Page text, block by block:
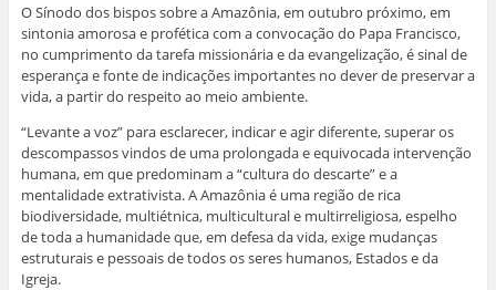
O Sínodo dos bispos sobre a Amazônia, em outubro próximo, em
sintonia amorosa e profética com a convocação do Papa Francisco,
no cumprimento da tarefa missionária e da evangelização, é sinal de
esperança e fonte de indicações importantes no dever de preservar a
vida, a partir do respeito ao meio ambiente.
“Levante a voz” para esclarecer, indicar e agir diferente, superar os
descompassos vindos de uma prolongada e equivocada intervenção
humana, em que predominam a “cultura do descarte” e a
mentalidade extrativista. A Amazônia é uma região de rica
biodiversidade, multiétnica, multicultural e multirreligiosa, espelho
de toda a humanidade que, em defesa da vida, exige mudanças
estruturais e pessoais de todos os seres humanos, Estados e da
Igreja.